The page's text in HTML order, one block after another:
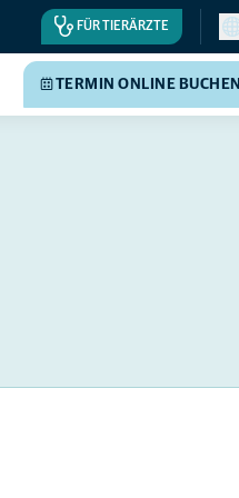
FÜR TIERÄRZTE
TERMIN ONLINE BUCHEN